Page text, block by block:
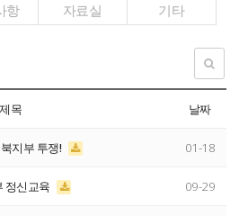
항 자료실 기타
제목 날짜
지부 투쟁! 01-18
정신교육 09-29